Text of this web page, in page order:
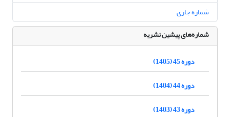
شماره جاری
شماره‌های پیشین نشریه
دوره 45 (1405)
دوره 44 (1404)
دوره 43 (1403)